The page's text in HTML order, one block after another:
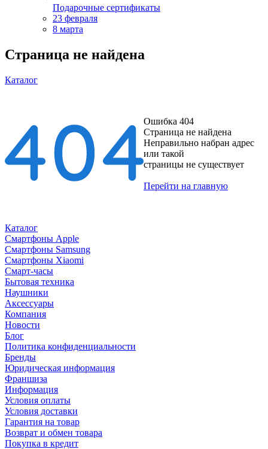
Подарочные сертификаты
23 февраля
8 марта
Страница не найдена
Каталог
Ошибка 404
Страница не найдена
Неправильно набран адрес
или такой
страницы не существует
Перейти на главную
Каталог
Смартфоны Apple
Смартфоны Samsung
Смартфоны Xiaomi
Смарт-часы
Бытовая техника
Наушники
Аксессуары
Компания
Новости
Блог
Политика конфиденциальности
Бренды
Юридическая информация
Франшиза
Информация
Условия оплаты
Условия доставки
Гарантия на товар
Возврат и обмен товара
Покупка в кредит